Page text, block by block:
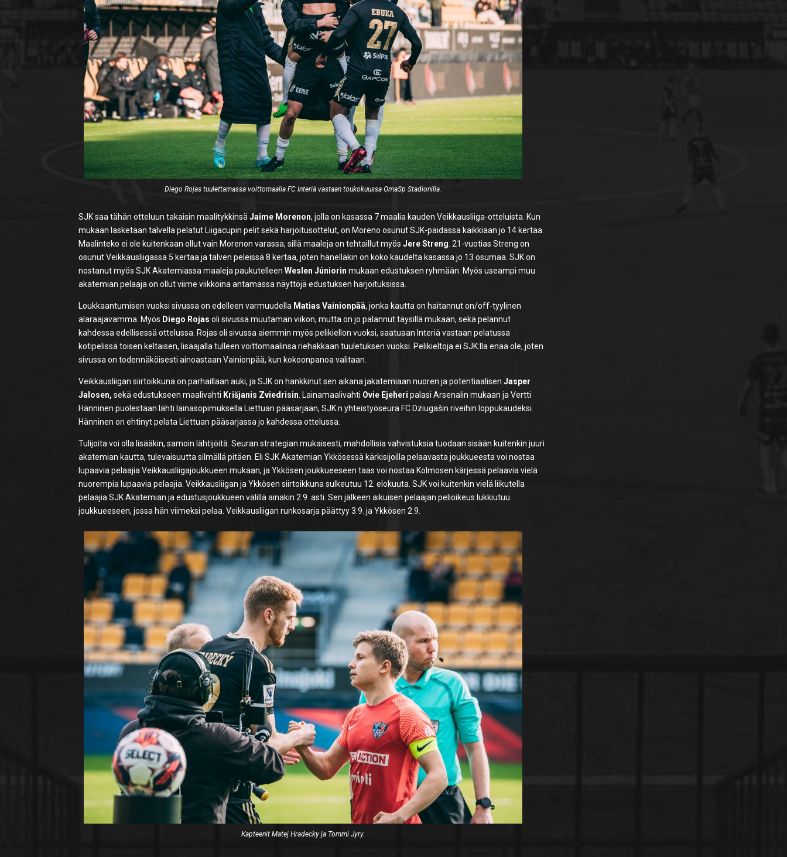
Diego Rojas tuulettamassa voittomaalia FC Interiä vastaan toukokuussa OmaSp Stadionilla.
SJK saa tähän otteluun takaisin maalitykkinsäJaime Morenon, jolla on kasassa 7 maalia kauden Veikkausliiga-otteluista. Kun
mukaan lasketaan talvella pelatut Liigacupin pelit sekä harjoitusottelut, on Moreno osunut SJK-paidassa kaikkiaan jo 14 kertaa.
Maalinteko ei ole kuitenkaan ollut vain Morenon varassa, sillä maaleja on tehtaillut myösJere Streng . 21-vuotias Streng on
osunut Veikkausliigassa 5 kertaa ja talven peleissä 8 kertaa, joten hänelläkin on koko kaudelta kasassa jo 13 osumaa. SJK on
nostanut myös SJK Akatemiassa maaleja paukutelleen Weslen Júniorin mukaan edustuksen ryhmään. Myös useampi muu
akatemian pelaaja on ollut viime viikkoina antamassa näyttöjä edustuksen harjoituksissa.
Loukkaantumisen vuoksi sivussa on edelleen varmuudella Matias Vainionpää, jonka kautta on haitannut on/off-tyylinen
alaraajavamma. Myös Diego Rojas oli sivussa muutaman viikon, mutta on jo palannut täysillä mukaan, sekä pelannut
kahdessa edellisessä ottelussa. Rojas oli sivussa aiemmin myös pelikiellon vuoksi, saatuaan Interiä vastaan pelatussa
kotipelissä toisen keltaisen, lisäajalla tulleen voittomaalinsa riehakkaan tuuletuksen vuoksi. Pelikieltoja ei SJK:lla enää ole, joten
sivussa on todennäköisesti ainoastaan Vainionpää, kun kokoonpanoa valitaan.
Veikkausliigan siirtoikkuna on parhaillaan auki, ja SJK on hankkinut sen aikana jakatemiaan nuoren ja potentiaalisenJasper
Jalosen, sekä edustukseen maalivahti Krišjanis Zviedrisin . Lainamaalivahti Ovie Ejeheri palasi Arsenalin mukaan ja Vertti
Hänninen puolestaan lähti lainasopimuksella Liettuan pääsarjaan, SJK:n yhteistyöseura FC Dziugašin riveihin loppukaudeksi.
Hänninen on ehtinyt pelata Liettuan pääsarjassa jo kahdessa ottelussa.
Tulijoita voi olla lisääkin, samoin lähtijöitä. Seuran strategian mukaisesti, mahdollisia vahvistuksia tuodaan sisään kuitenkin juuri
akatemian kautta, tulevaisuutta silmällä pitäen. Eli SJK Akatemian Ykkösessä kärkisijoilla pelaavasta joukkueesta voi nostaa
lupaavia pelaajia Veikkausliigajoukkueen mukaan, ja Ykkösen joukkueeseen taas voi nostaa Kolmosen kärjessä pelaavia vielä
nuorempia lupaavia pelaajia. Veikkausliigan ja Ykkösen siirtoikkuna sulkeutuu 12. elokuuta. SJK voi kuitenkin vielä liikutella
pelaajia SJK Akatemian ja edustusjoukkueen välillä ainakin 2.9. asti. Sen jälkeen aikuisen pelaajan pelioikeus lukkiutuu
joukkueeseen, jossa hän viimeksi pelaa. Veikkausliigan runkosarja päättyy 3.9. ja Ykkösen 2.9.
Kapteenit Matej Hradecky ja Tommi Jyry.